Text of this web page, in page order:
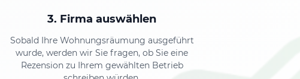
3. Firma auswählen
Sobald Ihre Wohnungsräumung ausgeführt
wurde, werden wir Sie fragen, ob Sie eine
Rezension zu Ihrem gewählten Betrieb